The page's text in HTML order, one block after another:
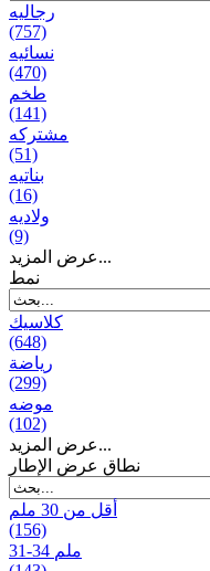
رجالیه
(757)
نسائیه
(470)
طخم
(141)
مشتركه
(51)
بناتیه
(16)
ولادیه
(9)
عرض المزيد...
نمط
كلاسيك
(648)
رياضة
(299)
موضه
(102)
عرض المزيد...
نطاق عرض الإطار
أقل من 30 ملم
(156)
31-34 ملم